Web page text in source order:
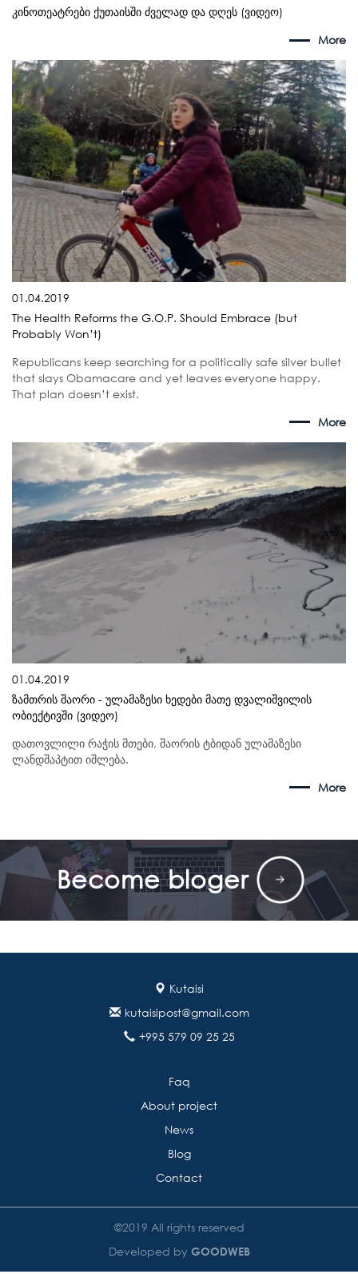
კინოთეატრები ქუთაისში ძველად და დღეს (ვიდეო)
More
01.04.2019
The Health Reforms the G.O.P. Should Embrace (but
Probably Won’t)
Republicans keep searching for a politically safe silver bullet
that slays Obamacare and yet leaves everyone happy.
That plan doesn’t exist.
More
01.04.2019
ზამთრის შაორი - ულამაზესი ხედები მათე დვალიშვილის
ობიექტივში (ვიდეო)
დათოვლილი რაჭის მთები, შაორის ტბიდან ულამაზესი
ლანდშაპტით იშლება.
More
Become bloger
Kutaisi
kutaisipost@gmail.com
+995 579 09 25 25
Faq
About project
News
Blog
Contact
©2019 All rights reserved
Developed by GOODWEB